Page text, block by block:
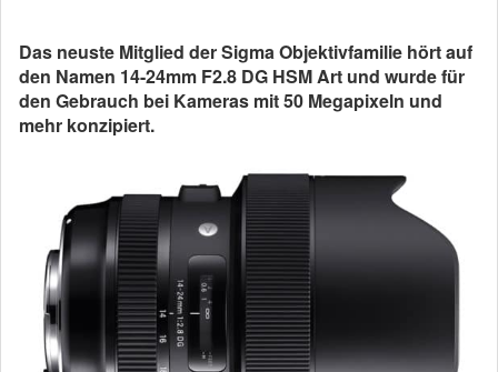
Das neuste Mitglied der Sigma Objektivfamilie hört auf
den Namen 14-24mm F2.8 DG HSM Art und wurde für
den Gebrauch bei Kameras mit 50 Megapixeln und
mehr konzipiert.